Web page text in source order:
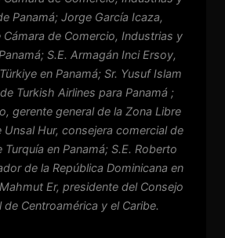
Panamá; Jorge García Icaza,
de Comercio, Industrias y
S.E. Armagán Inci Ersoy,
en Panamá; Sr. Yusuf Islam
Turkish Airlines para Panamá ;
gerente general de la Zona Libre
Unsal Hur, consejera comercial de
Turquía en Panamá; S.E. Roberto
de la República Dominicana en
Er, presidente del Consejo
de Centroamérica y el Caribe.